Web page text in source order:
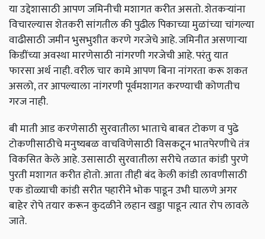
या उद्देशासाठी आपण जमिनीची मशागत करीत असतो. शेतकऱ्यांना
विचारल्यास शेतकरी सांगतील की पुढील पिकाच्या मुळांच्या चांगल्या
वाढीसाठी जमीन भुसभुशीत करणे गरजेचे आहे. जमिनीत असणाऱ्या
किडींच्या अवस्था मारणेसाठी नांगरणी गरजेची आहे. परंतु यात
फारसा अर्थ नाही. वरील चार कामे आपण बिना नांगरता करू शकत
असलो, तर आपल्याला नांगरणी पूर्वमशागत करण्याची कोणतीच
गरज नाही.
बी माती आड करणेसाठी सुरवातीला भाताचे बाबत टोकण व पुढे
टोकणीसाठीचे मनुष्यबळ वाचविणेसाठी विसकटून भातपेरणीचे तंत्र
विकसित केले आहे. उसासाठी सुरवातीला सरीचे तळात कांडी पुरणे
पुरती मशागत करीत होतो. आता तीही बंद केली कांडी लावणीसाठी
एक डोळ्याची कांडी सरीत पहारीने भोक पाडून उभी घालणे अगर
बाहेर रोपे तयार करून कुदळीने लहान खड्डा पाडून त्यात रोप लावले
जाते.